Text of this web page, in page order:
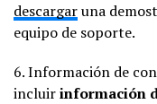
descargaruna
equipo de soporte.
6. Información de
incluirinformación